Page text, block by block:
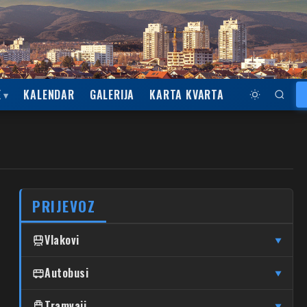
KALENDAR GALERIJA KARTA KVARTA
PRIJEVOZ
Vlakovi ▼
Čulinec Čulinec
Trnava Trnava
Autobusi ▼
DUBRAVA